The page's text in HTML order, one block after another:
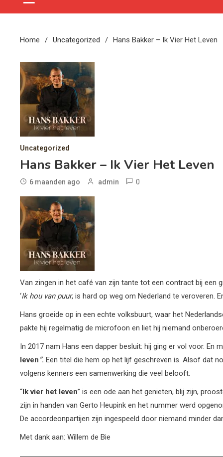
Home Uncategorized Hans Bakker – Ik Vier Het Leven
Uncategorized
Hans Bakker – Ik Vier Het Leven
6 maanden ago admin 0
Van zingen in het café van zijn tante tot een contract bij een
‘Ik hou van puur, is hard op weg om Nederland te veroveren.
Hans groeide op in een echte volksbuurt, waar het
pakte hij regelmatig de microfoon en liet hij niemand
In 2017 nam Hans een dapper besluit: hij ging er vol voor.
leven”. Een titel die hem op het lijf geschreven is. Alsof dat
volgens kenners een samenwerking die veel belooft.
“Ik vier het leven” is een ode aan het genieten, blij zijn,
zijn in handen van Gerto Heupink en het nummer werd
De accordeonpartijen zijn ingespeeld door niemand minder
Met dank aan: Willem de Bie